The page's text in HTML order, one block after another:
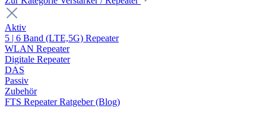
Aktiv
5 | 6 Band (LTE,5G) Repeater
WLAN Repeater
Digitale Repeater
DAS
Passiv
Zubehör
FTS Repeater Ratgeber (Blog)